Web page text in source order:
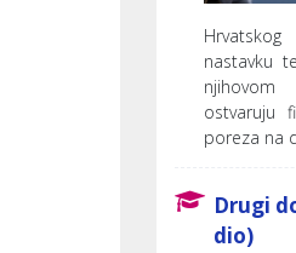
nastavku
ostvaruju
poreza na
Drugi
dio)